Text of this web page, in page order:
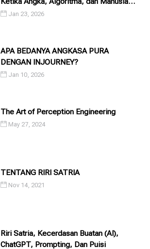
Saling Menatap
Jan 23, 2026
APA BEDANYA ANGKASA PURA
DENGAN INJOURNEY?
Jan 10, 2026
The Art of Perception Engineering
May 27, 2024
TENTANG RIRI SATRIA
Nov 14, 2021
Riri Satria, Kecerdasan Buatan (AI),
ChatGPT, Prompting, Dan Puisi